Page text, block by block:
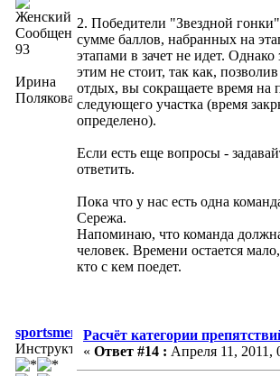
Сообщений:
93
Ирина
Полякова
2. Победители "Звездной
сумме баллов, набранных на
этапами в зачет не идет. Однако
этим не стоит, так как,
отдых, вы сокращаете время на
следующего участка (время
определено).
Если есть еще вопросы -
ответить.
Пока что у нас есть одна
Сережа.
Напоминаю, что команда должна
человек. Времени остается
кто с кем поедет.
sportsmen
Инструктор
Расчёт категории
« Ответ #14 : Апреля 11, 2011,